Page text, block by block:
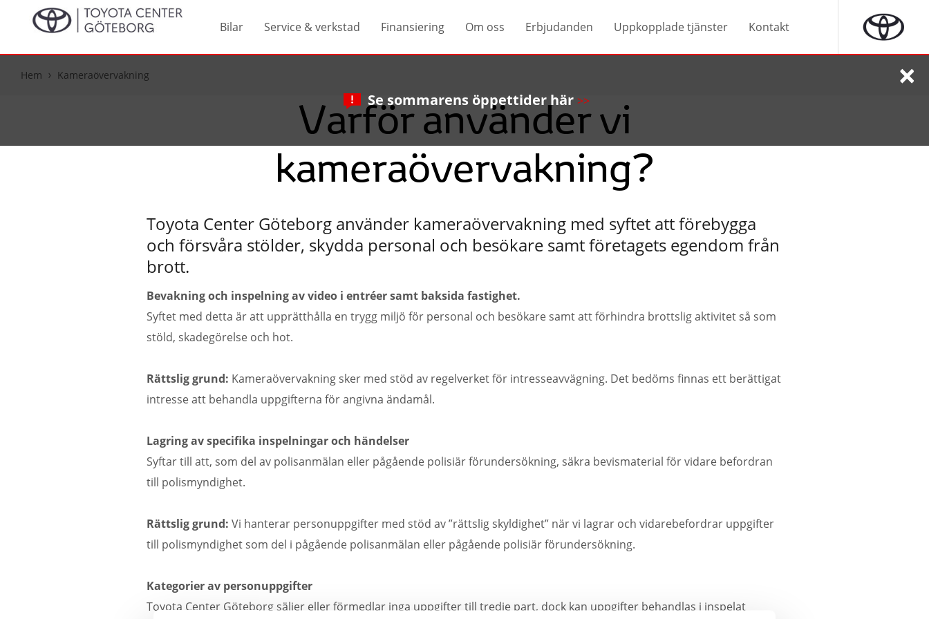
Bilar Service & verkstad Finansiering Om oss Erbjudanden Uppkopplade tjänster Kontakt
Hem Kameraövervakning
Se sommarens öppettider här >>
×
Varför använder vi
kameraövervakning?
Toyota Center Göteborg använder kameraövervakning med syftet att förebygga
och försvåra stölder, skydda personal och besökare samt företagets egendom från
brott.
Bevakning och inspelning av video i entréer samt baksida fastighet.
Syftet med detta är att upprätthålla en trygg miljö för personal och besökare samt att förhindra brottslig aktivitet så som
stöld, skadegörelse och hot.
Rättslig grund: Kameraövervakning sker med stöd av regelverket för intresseavvägning. Det bedöms finnas ett berättigat
intresse att behandla uppgifterna för angivna ändamål.
Lagring av specifika inspelningar och händelser
Syftar till att, som del av polisanmälan eller pågående polisiär förundersökning, säkra bevismaterial för vidare befordran
till polismyndighet.
Rättslig grund: Vi hanterar personuppgifter med stöd av ”rättslig skyldighet” när vi lagrar och vidarebefordrar uppgifter
till polismyndighet som del i pågående polisanmälan eller pågående polisiär förundersökning.
Kategorier av personuppgifter
Toyota Center Göteborg säljer eller förmedlar inga uppgifter till tredje part, dock kan uppgifter behandlas i inspelat